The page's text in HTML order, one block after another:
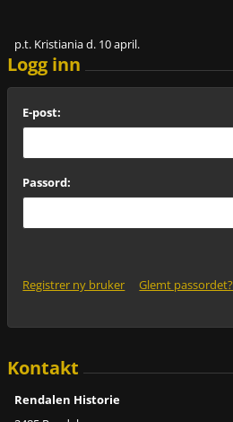
p.t. Kristiania d. 10 april.
Logg inn
E-post:
Passord:
Registrer ny bruker Glemt passordet?
Kontakt
Rendalen Historie